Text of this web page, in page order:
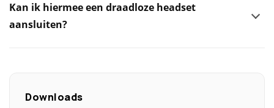
Kan ik hiermee een draadloze headset
aansluiten?
Downloads